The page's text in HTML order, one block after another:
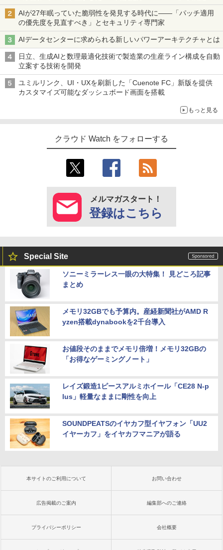
AIが27年眠っていた脆弱性を発見する時代に――「パッチ適用
の優先度を見直すべき」とセキュリティ専門家
AIデータセンターに求められる新しいパワーアーキテクチャとは
日立、生成AIと数理最適化技術で製造業の生産ライン構成を自動
立案する技術を開発
ユミルリンク、UI・UXを刷新した「Cuenote FC」新版を提供
カスタマイズ可能なダッシュボード画面を搭載
もっと見る
クラウド Watch をフォローする
メルマガスタート！
登録はこちら
Special Site
ソニーミラーレス一眼の大特集！ 見どころ記事
まとめ
メモリ32GBでも予算内。産経新聞社がAMD R
yzen搭載dynabookを2千台導入
お値段そのままでメモリ倍増！メモリ32GBの
「お得なゲーミングノート」
レイズ鍛造1ピースアルミホイール「CE28 N-p
lus」軽量なままに剛性を向上
SOUNDPEATSのイヤカフ型イヤフォン「UU2
イヤーカフ」をイヤカフマニアが語る
本サイトのご利用について お問い合わせ
広告掲載のご案内 編集部へのご連絡
プライバシーポリシー 会社概要